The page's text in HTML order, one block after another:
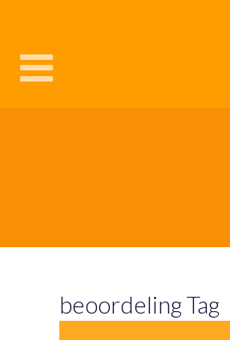
beoordeling Tag